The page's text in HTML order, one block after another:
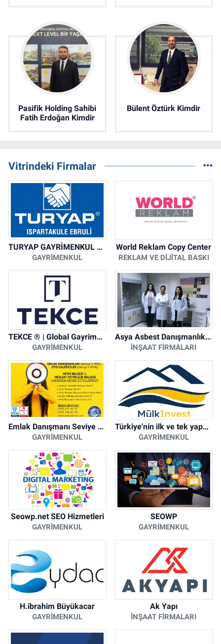
Pasifik Holding Sahibi
Fatih Erdoğan Kimdir
Bülent Öztürk Kimdir
Vitrindeki Firmalar
TURYAP GAYRİMENKUL DANIŞMANLIK HİZMETLERİ
GAYRIMENKUL
World Reklam Copy Center
REKLAM VE DIJITAL BASKI
TEKCE ® | Global Gayrimenkul Şirketi
GAYRIMENKUL
Asya Asbest Danışmanlık - Asbest Söküm ve Asbest Raporu
İNŞAAT FIRMALARI
Emlak Danışmanı Seviye 5 Mesleki Yeterlilik Belgesi
GAYRIMENKUL
Türkiye'nin ilk ve tek yapay zeka destekli arsa ilan platformu
GAYRIMENKUL
Seowp.net SEO Hizmetleri
GAYRIMENKUL
SEOWP
GAYRIMENKUL
H.ibrahim Büyükacar
GAYRIMENKUL
Ak Yapı
İNŞAAT FIRMALARI